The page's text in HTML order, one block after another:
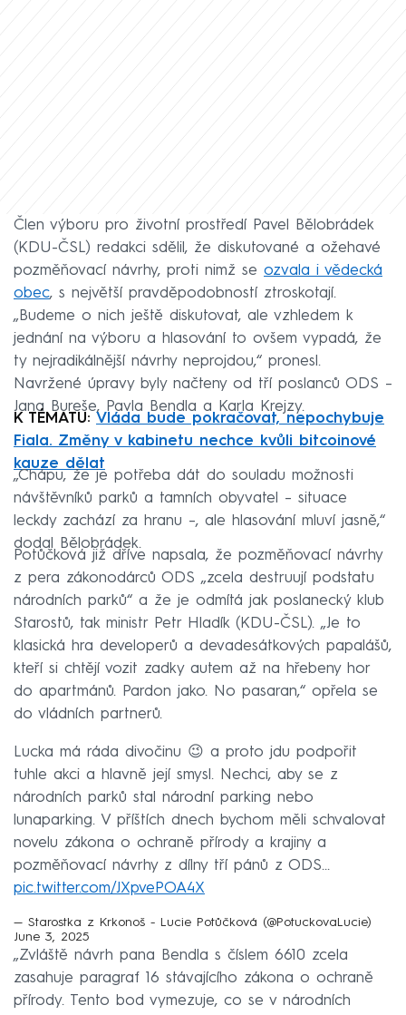
Člen výboru pro životní prostředí Pavel Bělobrádek
(KDU-ČSL) redakci sdělil, že diskutované a ožehavé
pozměňovací návrhy, proti nimž se ozvala i vědecká
obec, s největší pravděpodobností ztroskotají.
„Budeme o nich ještě diskutovat, ale vzhledem k
jednání na výboru a hlasování to ovšem vypadá, že
ty nejradikálnější návrhy neprojdou,“ pronesl.
Navržené úpravy byly načteny od tří poslanců ODS –
Jana Bureše, Pavla Bendla a Karla Krejzy.
K TÉMATU: Vláda bude pokračovat, nepochybuje
Fiala. Změny v kabinetu nechce kvůli bitcoinové
kauze dělat
„Chápu, že je potřeba dát do souladu možnosti
návštěvníků parků a tamních obyvatel – situace
leckdy zachází za hranu –, ale hlasování mluví jasně,“
dodal Bělobrádek.
Potůčková již dříve napsala, že pozměňovací návrhy
z pera zákonodárců ODS „zcela destruují podstatu
národních parků“ a že je odmítá jak poslanecký klub
Starostů, tak ministr Petr Hladík (KDU-ČSL). „Je to
klasická hra developerů a devadesátkových papalášů,
kteří si chtějí vozit zadky autem až na hřebeny hor
do apartmánů. Pardon jako. No pasaran,“ opřela se
do vládních partnerů.
Lucka má ráda divočinu 😉 a proto jdu podpořit
tuhle akci a hlavně její smysl. Nechci, aby se z
národních parků stal národní parking nebo
lunaparking. V příštích dnech bychom měli schvalovat
novelu zákona o ochraně přírody a krajiny a
pozměňovací návrhy z dílny tří pánů z ODS…
pic.twitter.com/JXpvePOA4X
— Starostka z Krkonoš - Lucie Potůčková (@PotuckovaLucie)
June 3, 2025
„Zvláště návrh pana Bendla s číslem 6610 zcela
zasahuje paragraf 16 stávajícího zákona o ochraně
přírody. Tento bod vymezuje, co se v národních